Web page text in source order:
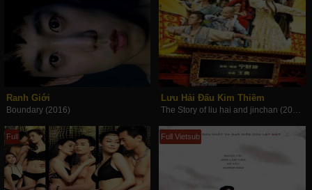
Ranh Giới
Boundary (2016)
Lưu Hải Đấu Kim Thiềm
The Story of liu hai and jinchan (2016)
Full Full Vietsub